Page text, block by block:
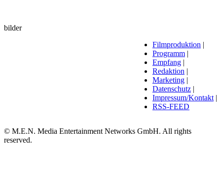
bilder
Filmproduktion |
Programm |
Empfang |
Redaktion |
Marketing |
Datenschutz |
Impressum/Kontakt |
RSS-FEED
© M.E.N. Media Entertainment Networks GmbH. All rights
reserved.